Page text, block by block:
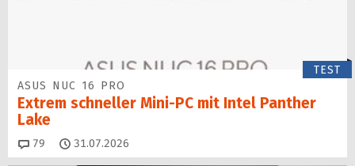
TEST
ASUS NUC 16 PRO
Extrem schneller Mini-PC mit Intel Panther
Lake
79 Kommentare
31.07.2026